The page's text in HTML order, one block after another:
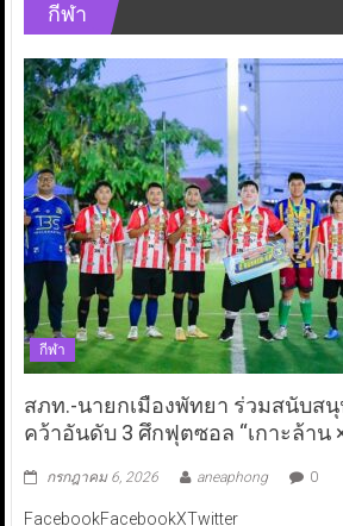
กีฬา
กีฬา
สภท.-นายกเมืองพัทยา ร่วมสนับสนุ
คว้าอันดับ 3 ศึกฟุตซอล “เกาะล้าน
กรกฎาคม 6, 2026 aneaphong 0
FacebookFacebookXTwitter